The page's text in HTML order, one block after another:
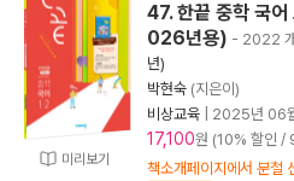
미리보기
47. 한끝 중학 국
026년용) - 2022
년)
박현숙 (지은이)
비상교육
2025년 06
17,100원 (10% 할인 /
책소개페이지에서 분철